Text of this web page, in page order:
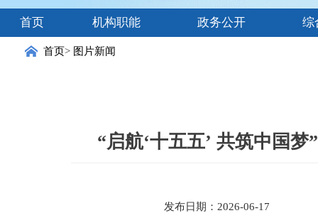
首页 机构职能 政务公开 综
首页> 图片新闻
“启航‘十五五’ 共筑中国
发布日期：2026-06-17